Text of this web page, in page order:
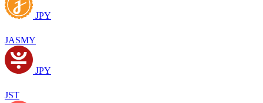
JPY
JASMY
JPY
JST